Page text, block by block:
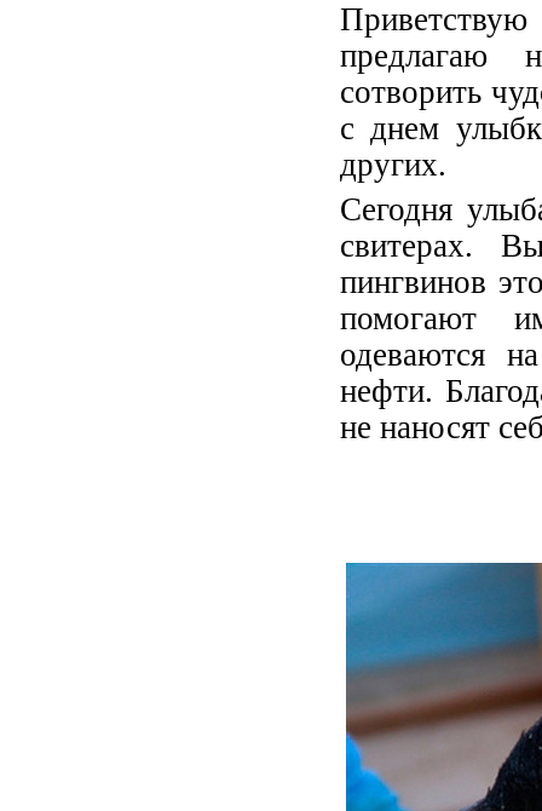
предлагаю
сотворить
с днем
других.
Сегодня
свитерах.
пингвинов
помогают
одеваются
нефти.
не наносят